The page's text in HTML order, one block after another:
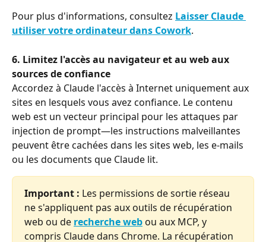
Pour plus d'informations, consultez Laisser Claude
utiliser votre ordinateur dans Cowork.
6. Limitez l'accès au navigateur et au web aux
sources de confiance
Accordez à Claude l'accès à Internet uniquement aux
sites en lesquels vous avez confiance. Le contenu
web est un vecteur principal pour les attaques par
injection de prompt—les instructions malveillantes
peuvent être cachées dans les sites web, les e-mails
ou les documents que Claude lit.
Important : Les permissions de sortie réseau
ne s'appliquent pas aux outils de récupération
web ou de recherche web ou aux MCP, y
compris Claude dans Chrome. La récupération